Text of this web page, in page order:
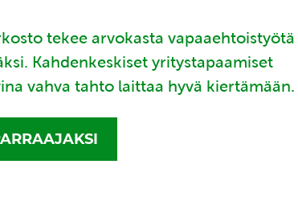
tekee arvokasta vapaaehtoistyötä
Kahdenkeskiset yritystapaamiset
vahva tahto laittaa hyvä kiertämään.